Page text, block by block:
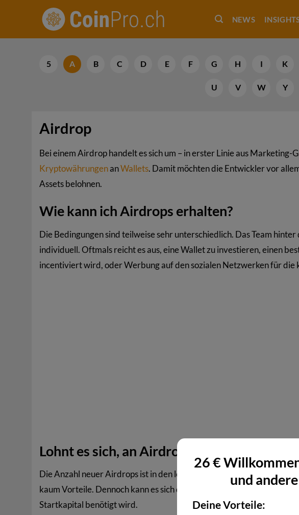
NEWS
5 A B C D E F G H I K
U V W Y
Airdrop
Bei einem Airdrop handelt es sich um – in erster Linie aus Marketing-
KryptowährungenanWallets. Damit möchten die Entwickler vor
Assets belohnen.
Wie kann ich Airdrops erhalten?
Die Bedingungen sind teilweise sehr unterschiedlich. Das Team
individuell. Oftmals reicht es aus, eine Wallet zu investieren, einen
incentiviert wird, oder Werbung auf den sozialen Netzwerken für die
Lohnt es sich, an Airdrops teilzunehmen?
Die Anzahl neuer Airdrops ist in den letzten Jahren explodiert.
kaum Vorteile. Dennoch kann es sich durchaus lohnen, an den
Startkapital benötigt wird.
26 €
und
Deine Vorteile: